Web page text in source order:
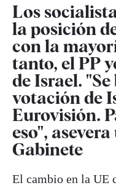
Los
la posición
con la
tanto, el PP
de Israel.
votación de
Eurovisión.
eso",
Gabinete
El cambio en la UE